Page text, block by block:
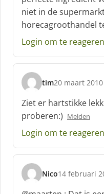
e
f
niet in de
horecagroothandel
Login om te reageren
tim
s
c
h
r
e
f
20 maart
Ziet er hartstikke
proberen:) Melden
Login om te reageren
Nico
s
c
14 februari